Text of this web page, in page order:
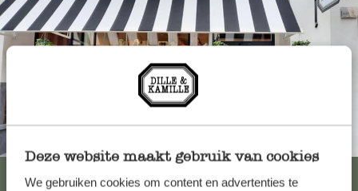
Deze website maakt gebruik van cookies
We gebruiken cookies om content en advertenties te